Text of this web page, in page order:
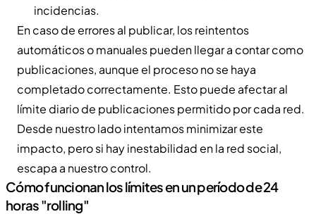
incidencias.
En caso de errores al publicar, los reintentos
automáticos o manuales pueden llegar a contar como
publicaciones, aunque el proceso no se haya
completado correctamente. Esto puede afectar al
límite diario de publicaciones permitido por cada red.
Desde nuestro lado intentamos minimizar este
impacto, pero si hay inestabilidad en la red social,
escapa a nuestro control.
Cómo funcionan los límites en un período de 24
horas "rolling"